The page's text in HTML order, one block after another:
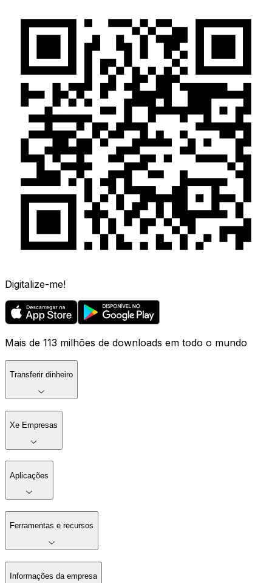
Digitalize-me!
Mais de 113 milhões de downloads em todo o mundo
Transferir dinheiro
Xe Empresas
Aplicações
Ferramentas e recursos
Informações da empresa